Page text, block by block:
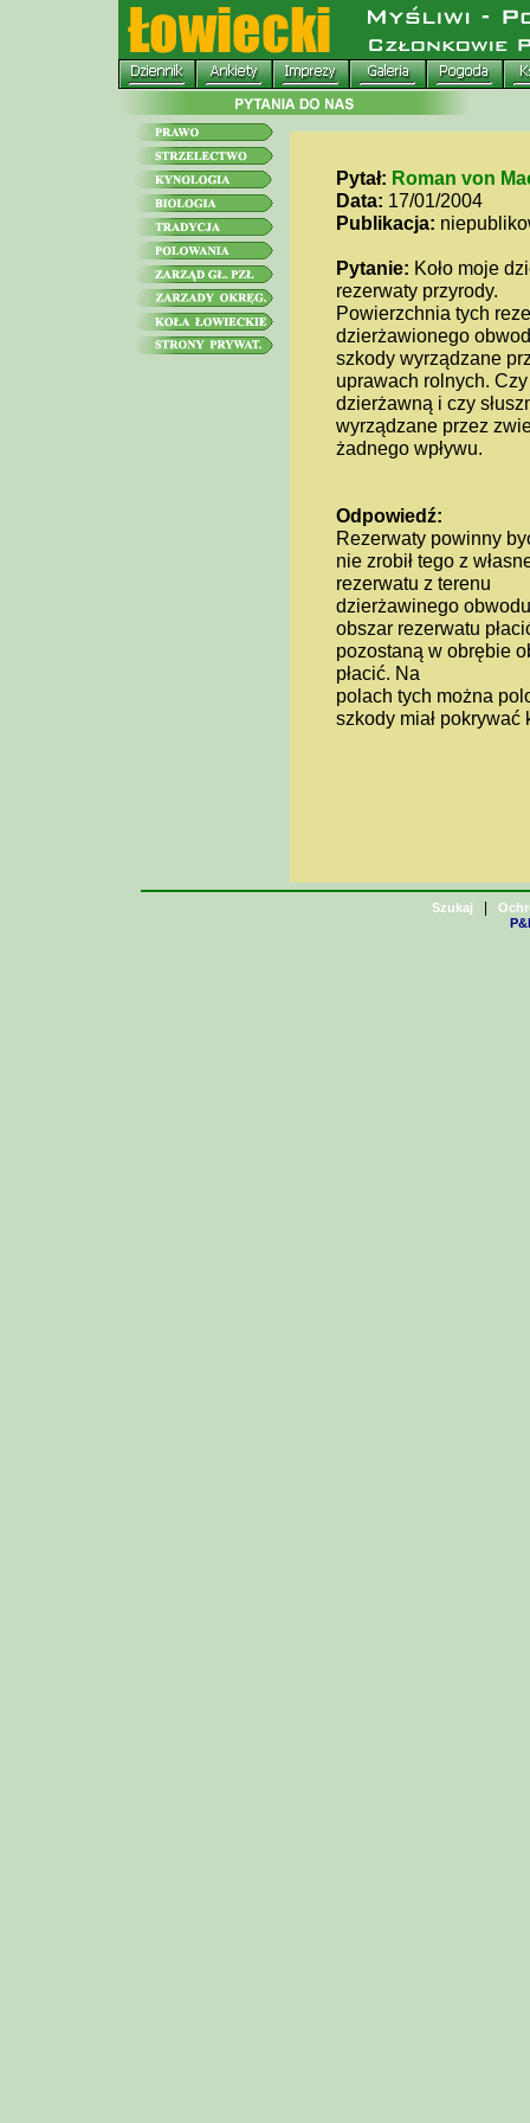
Pytał: Roman von
Data: 17/01/2004
Publikacja:
Pytanie: Koło moje
rezerwaty przyrody.
Powierzchnia tych
dzierżawionego
szkody wyrządzane
uprawach rolnych.
dzierżawną i czy
wyrządzane przez
żadnego wpływu.
Odpowiedź:
Rezerwaty powinny
nie zrobił tego z
rezerwatu z terenu
dzierżawinego
obszar rezerwatu
pozostaną w obrębie
płacić. Na
polach tych można
szkody miał
Szukaj